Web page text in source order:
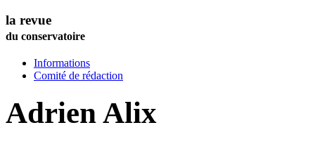
la revue
du conservatoire
Informations
Comité de rédaction
AdrienAlix